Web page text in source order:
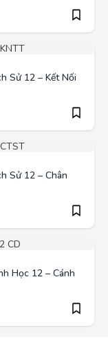
Sử 12 – Kết Nối
Sử 12 – Chân
Học 12 – Cánh